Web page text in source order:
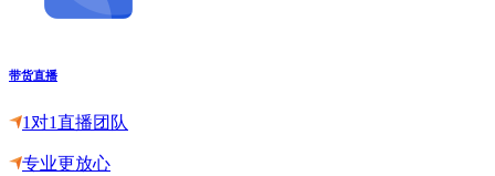
带货直播
1对1直播团队
专业更放心